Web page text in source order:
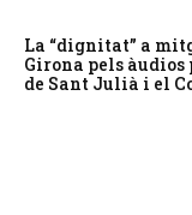
La “dignitat” a
Girona pels àudios
de Sant Julià i el